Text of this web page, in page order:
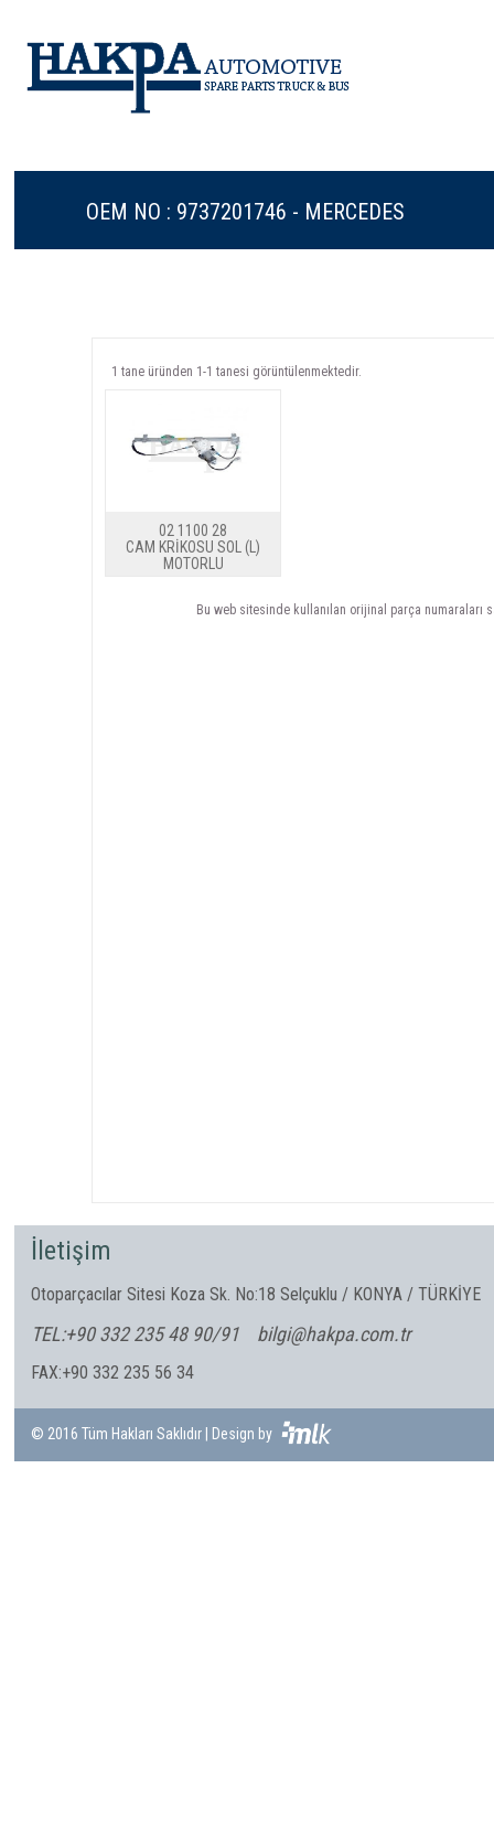
OEM NO : 9737201746 - MERCEDES
1 tane üründen 1-1 tanesi görüntülenmektedir.
02 1100 28
CAM KRİKOSU SOL (L)
MOTORLU
Bu web sitesinde kullanılan orijinal parça numaraları
İletişim
Otoparçacılar Sitesi Koza Sk. No:18 Selçuklu / KONYA / TÜRKİYE
TEL:+90 332 235 48 90/91 bilgi@hakpa.com.tr
FAX:+90 332 235 56 34
© 2016 Tüm Hakları Saklıdır | Design by